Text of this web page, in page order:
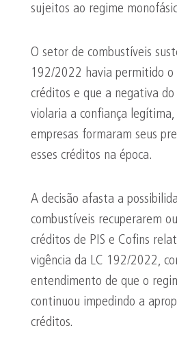
sujeitos ao regime
O setor de combustíveis
192/2022 havia permitido
créditos e que a negativa
violaria a confiança
empresas formaram seus
esses créditos na época.
A decisão afasta a
combustíveis recuperarem
créditos de PIS e Cofins
vigência da LC 192/2022,
entendimento de que o
continuou impedindo a
créditos.